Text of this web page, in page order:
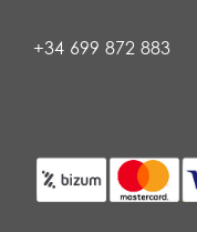
+34 699 872 883